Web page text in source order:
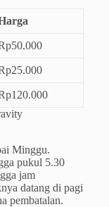
Minggu.
pukul 5.30
jam
datang di pagi
pembatalan.